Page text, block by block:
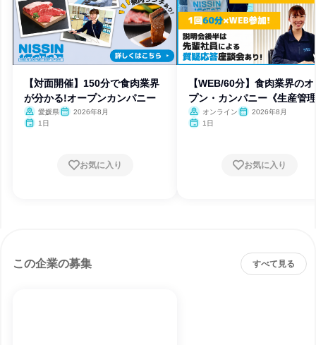
【対面開催】150分で食肉業界
が分かる!オープンカンパニー
愛媛県
2026年8月
1日
お気に入り
【WEB/60分】食肉業界の
プン・カンパニー《生産管
オンライン
2026年8月
1日
お気に入り
この企業の募集 すべて見る